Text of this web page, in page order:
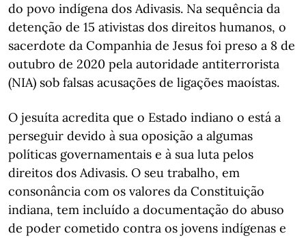
do povo indígena dos Adivasis. Na sequência da
detenção de 15 ativistas dos direitos humanos, o
sacerdote da Companhia de Jesus foi preso a 8 de
outubro de 2020 pela autoridade antiterrorista
(NIA) sob falsas acusações de ligações maoístas.
O jesuíta acredita que o Estado indiano o está a
perseguir devido à sua oposição a algumas
políticas governamentais e à sua luta pelos
direitos dos Adivasis. O seu trabalho, em
consonância com os valores da Constituição
indiana, tem incluído a documentação do abuso
de poder cometido contra os jovens indígenas e